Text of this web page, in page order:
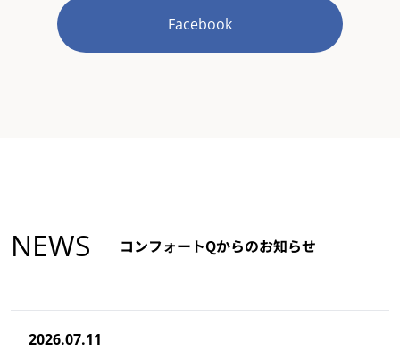
Facebook
NEWS コンフォートQからのお知らせ
2026.07.11